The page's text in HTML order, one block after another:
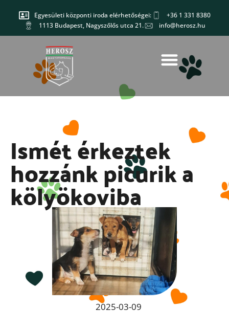
Egyesületi központi iroda elérhetőségei:
+36 1 331 8380
1113 Budapest, Nagyszőlős utca 21.
info@herosz.hu
Ismét érkeztek
hozzánk picurik a
kölyökoviba
2025-03-09